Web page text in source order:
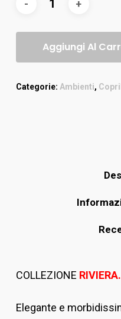
Aggiungi Al
Categorie: Ambienti,
COLLEZIONE RIVIERA.
Elegante e